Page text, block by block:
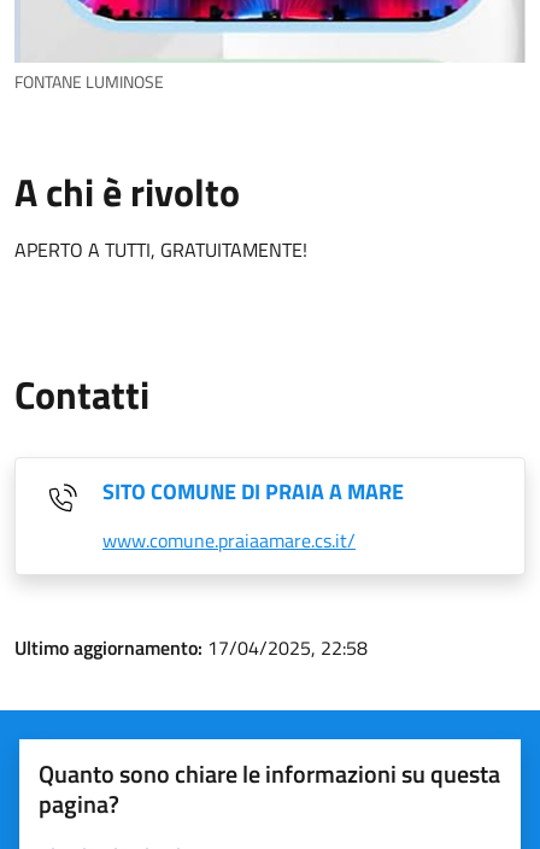
FONTANE LUMINOSE
A chi è rivolto
APERTO A TUTTI, GRATUITAMENTE!
Contatti
SITO COMUNE DI PRAIA A MARE
www.comune.praiaamare.cs.it/
Ultimo aggiornamento: 17/04/2025, 22:58
Quanto sono chiare le informazioni su questa
pagina?